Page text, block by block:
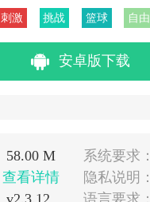
刺激 挑战 篮球 自由
安卓版下载
58.00 M 系统要求：
查看详情 隐私说明：